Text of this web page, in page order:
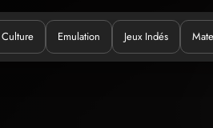
? Quoi ?
Culture Emulation Jeux Indés